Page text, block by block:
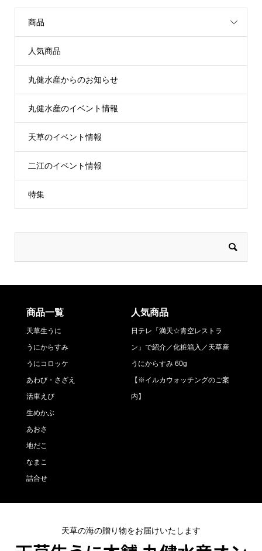
商品
人気商品
丸健水産からのお知らせ
丸健水産のイベント情報
天草のイベント情報
二江のイベント情報
特集
商品一覧
天草生うに
うにからすみ
うにコロッケ
あわび・さざえ
活車えび
生めかぶ
あおさ
地だこ
なまこ
詰合せ
人気商品
日テレ「満天☆青空レストラ
ン」で紹介／化粧箱入／天草産
うにからすみ 60g
【※イルカウォッチングのご案
内】
天草の海の贈り物をお届けいたします